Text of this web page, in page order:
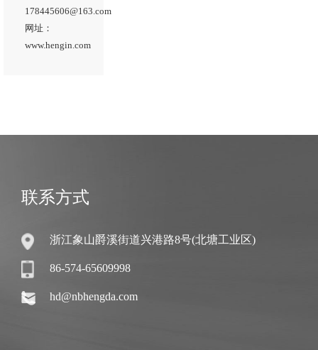
178445606@163.com
网址：
www.hengin.com
联系方式
浙江象山爵溪街道兴港路8号(北塘工业区)
86-574-65609998
hd@nbhengda.com